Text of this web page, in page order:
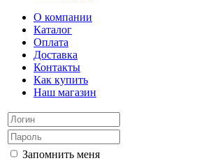
О компании
Каталог
Оплата
Доставка
Контакты
Как купить
Наш магазин
Запомнить меня